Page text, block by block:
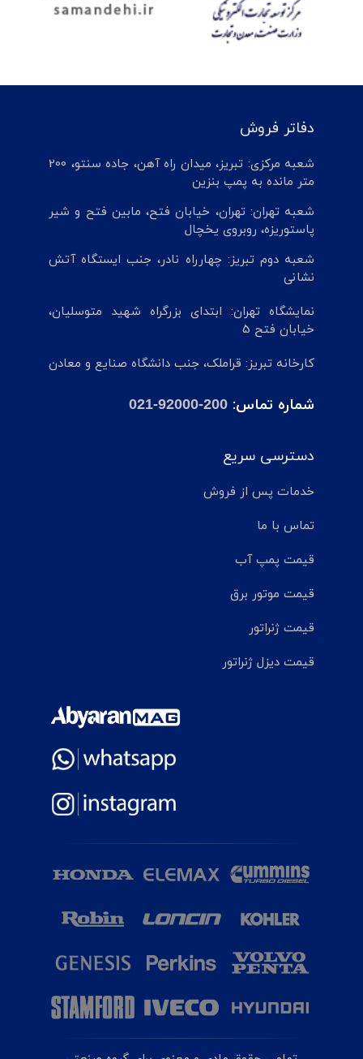
دفاتر فروش
شعبه مرکزی: تبریز، میدان راه آهن، جاده سنتو، 200
متر مانده به پمپ بنزین
شعبه تهران: تهران، خیابان فتح، مابین فتح و شیر
پاستوریزه، روبروی یخچال
شعبه دوم تبریز: چهارراه نادر، جنب ایستگاه آتش
نشانی
نمایشگاه تهران: ابتدای بزرگراه شهید متوسلیان،
خیابان فتح 5
کارخانه تبریز: قراملک، جنب دانشگاه صنایع و معادن
شماره تماس: 021-92000-200
دسترسی سریع
خدمات پس از فروش
تماس با ما
قیمت پمپ آب
قیمت موتور برق
قیمت ژنراتور
قیمت دیزل ژنراتور